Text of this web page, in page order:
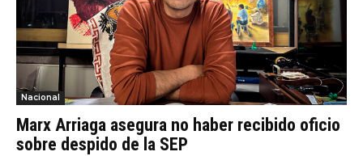
Nacional
Marx Arriaga asegura no haber recibido oficio
sobre despido de la SEP